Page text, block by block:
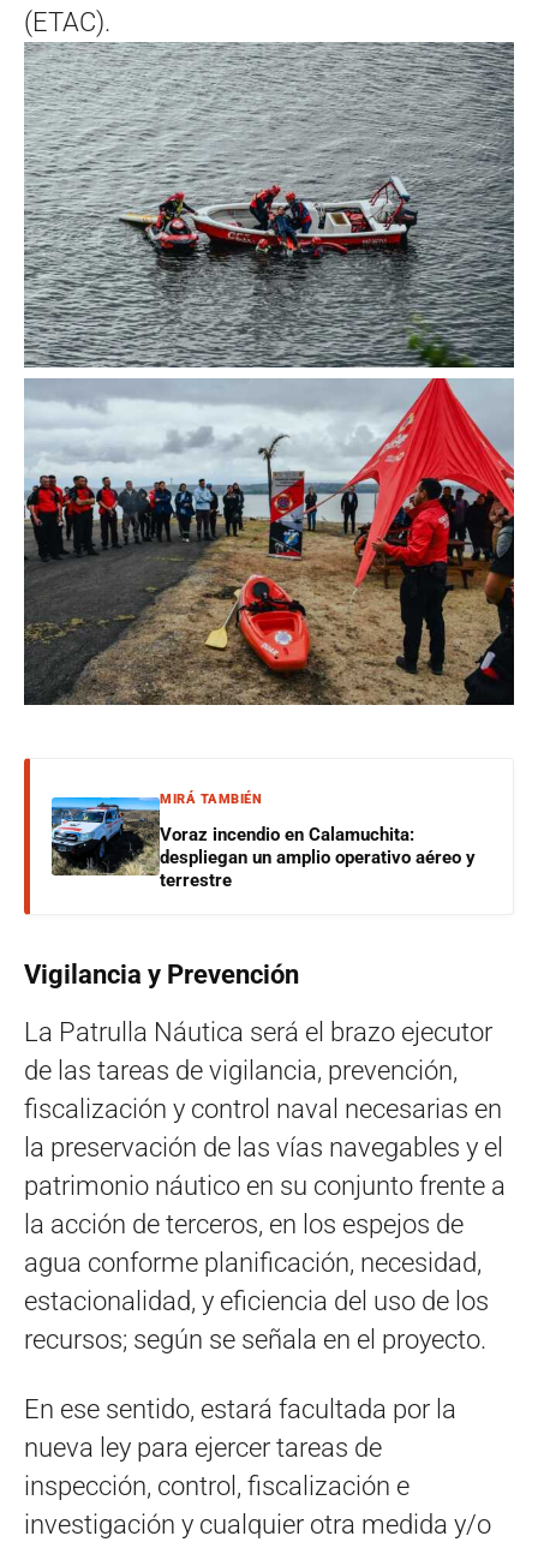
(ETAC).
MIRÁ TAMBIÉN
Voraz incendio en Calamuchita:
despliegan un amplio operativo aéreo y
terrestre
Vigilancia y Prevención
La Patrulla Náutica será el brazo ejecutor
de las tareas de vigilancia, prevención,
fiscalización y control naval necesarias en
la preservación de las vías navegables y el
patrimonio náutico en su conjunto frente a
la acción de terceros, en los espejos de
agua conforme planificación, necesidad,
estacionalidad, y eficiencia del uso de los
recursos; según se señala en el proyecto.
En ese sentido, estará facultada por la
nueva ley para ejercer tareas de
inspección, control, fiscalización e
investigación y cualquier otra medida y/o